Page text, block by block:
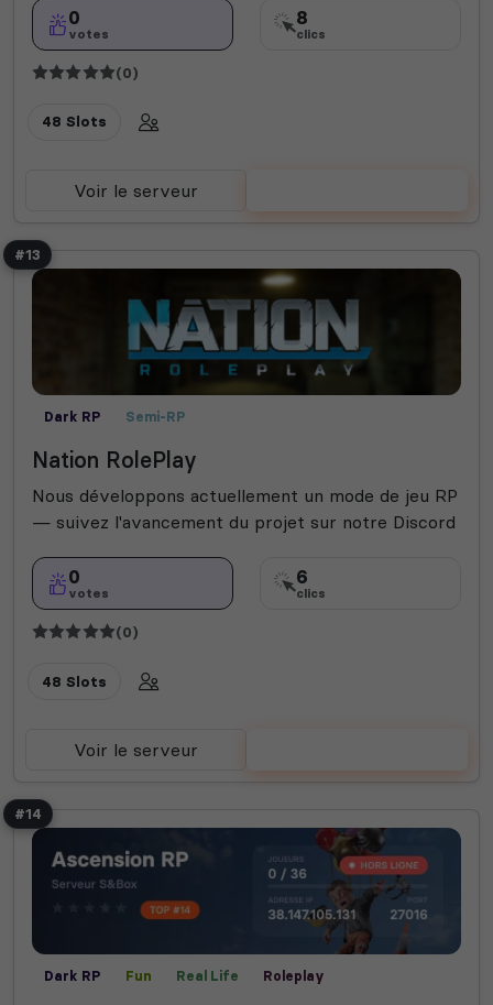
0
votes
8
clics
(0)
48 Slots
Voir le serveur
#13
Dark RP Semi-RP
Nation RolePlay
Nous développons actuellement un mode de jeu RP
— suivez l'avancement du projet sur notre Discord
0
votes
6
clics
(0)
48 Slots
Voir le serveur
#14
Dark RP Fun Real Life Roleplay